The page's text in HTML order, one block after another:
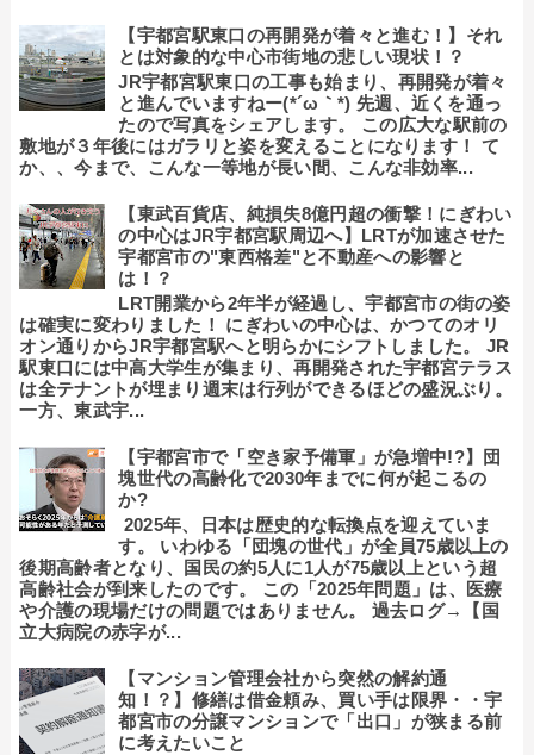
【宇都宮駅東口の再開発が着々と進む！】それ
とは対象的な中心市街地の悲しい現状！？
JR宇都宮駅東口の工事も始まり、再開発が着々
と進んでいますねー(*´ω｀*) 先週、近くを通っ
たので写真をシェアします。 この広大な駅前の
敷地が３年後にはガラリと姿を変えることになります！ て
か、、今まで、こんな一等地が長い間、こんな非効率...
【東武百貨店、純損失8億円超の衝撃！にぎわい
の中心はJR宇都宮駅周辺へ】LRTが加速させた
宇都宮市の"東西格差"と不動産への影響と
は！？
LRT開業から2年半が経過し、宇都宮市の街の姿
は確実に変わりました！ にぎわいの中心は、かつてのオリ
オン通りからJR宇都宮駅へと明らかにシフトしました。 JR
駅東口には中高大学生が集まり、再開発された宇都宮テラス
は全テナントが埋まり週末は行列ができるほどの盛況ぶり。
一方、東武宇...
【宇都宮市で「空き家予備軍」が急増中!?】団
塊世代の高齢化で2030年までに何が起こるの
か?
2025年、日本は歴史的な転換点を迎えていま
す。 いわゆる「団塊の世代」が全員75歳以上の
後期高齢者となり、国民の約5人に1人が75歳以上という超
高齢社会が到来したのです。 この「2025年問題」は、医療
や介護の現場だけの問題ではありません。 過去ログ→【国
立大病院の赤字が...
【マンション管理会社から突然の解約通
知！？】修繕は借金頼み、買い手は限界・・宇
都宮市の分譲マンションで「出口」が狭まる前
に考えたいこと